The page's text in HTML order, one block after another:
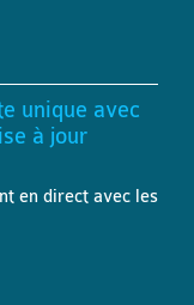
unique avec
à jour
en direct avec les